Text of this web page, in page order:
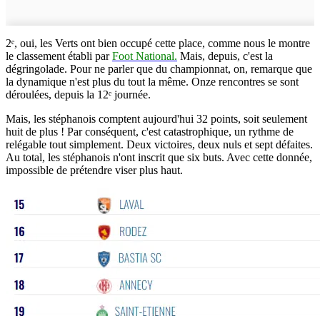
2ᵉ, oui, les Verts ont bien occupé cette place, comme nous le montre
le classement établi parFoot National. Mais, depuis, c'est la
dégringolade. Pour ne parler que du championnat, on, remarque que
la dynamique n'est plus du tout la même. Onze rencontres se sont
déroulées, depuis la 12ᵉ journée.
Mais, les stéphanois comptent aujourd'hui 32 points, soit seulement
huit de plus ! Par conséquent, c'est catastrophique, un rythme de
relégable tout simplement. Deux victoires, deux nuls et sept défaites.
Au total, les stéphanois n'ont inscrit que six buts. Avec cette donnée,
impossible de prétendre viser plus haut.